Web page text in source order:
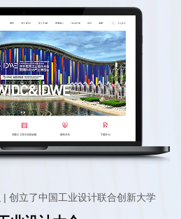
创立了中国工业设计联合创新大学